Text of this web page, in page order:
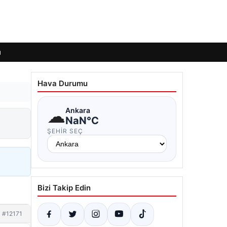
#12171
Hava Durumu
☁Ankara
NaN°C
ŞEHIR SEÇ
Bizi Takip Edin